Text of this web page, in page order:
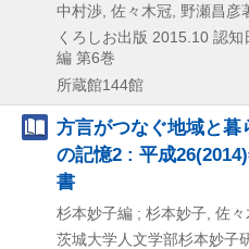
中村渉, 佐々木冠, 野瀬昌彦
くろしお出版 2015.10 認知
編 第6巻
所蔵館144館
方言がつなぐ地域と暮
の記憶2 : 平成
書
杉本妙子編 ; 杉本妙子, 佐
茨城大学人文学部杉本妙子